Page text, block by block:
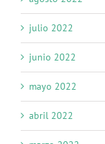
julio 2022
junio 2022
mayo 2022
abril 2022